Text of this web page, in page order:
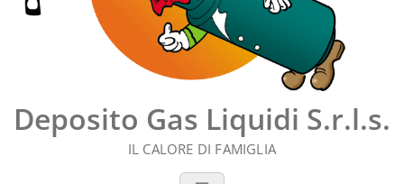
Deposito Gas Liquidi S.r.l.s.
IL CALORE DI FAMIGLIA